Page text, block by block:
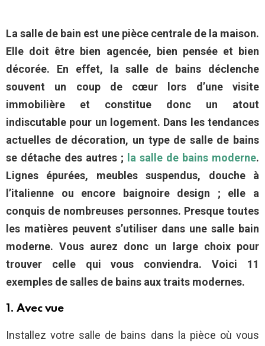
La salle de bain est une pièce centrale de la maison.
Elle doit être bien agencée, bien pensée et bien
décorée. En effet, la salle de bains déclenche
souvent un coup de cœur lors d’une visite
immobilière et constitue donc un atout
indiscutable pour un logement. Dans les tendances
actuelles de décoration, un type de salle de bains
se détache des autres ; la salle de bains moderne.
Lignes épurées, meubles suspendus, douche à
l’italienne ou encore baignoire design ; elle a
conquis de nombreuses personnes. Presque toutes
les matières peuvent s’utiliser dans une salle bain
moderne. Vous aurez donc un large choix pour
trouver celle qui vous conviendra.
Voici 11
exemples de salles de bains aux traits modernes.
1. Avec vue
Installez votre salle de bains dans la pièce où vous